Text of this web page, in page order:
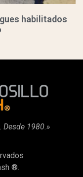
habilitados
1980.»
®.